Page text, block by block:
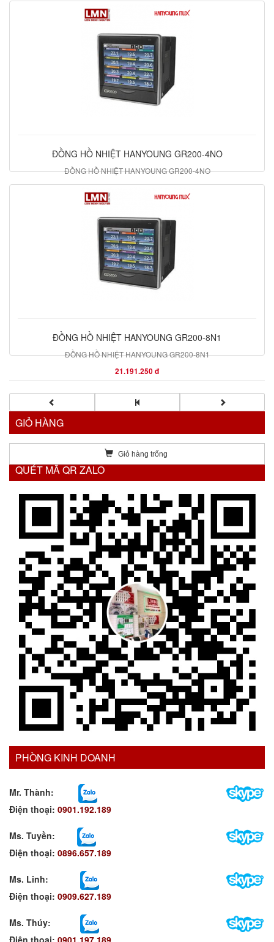
18.837.000 đ
ĐỒNG HỒ NHIỆT HANYOUNG GR200-4NO
ĐỒNG HỒ NHIỆT HANYOUNG GR200-4NO
16.953.750 đ
ĐỒNG HỒ NHIỆT HANYOUNG GR200-8N1
ĐỒNG HỒ NHIỆT HANYOUNG GR200-8N1
21.191.250 đ
GIỎ HÀNG
Giỏ hàng trống
QUÉT MÃ QR ZALO
PHÒNG KINH DOANH
Mr. Thành:
Điện thoại: 0901.192.189
Ms. Tuyền:
Điện thoại: 0896.657.189
Ms. Linh:
Điện thoại: 0909.627.189
Ms. Thúy:
Điện thoại: 0901.197.189